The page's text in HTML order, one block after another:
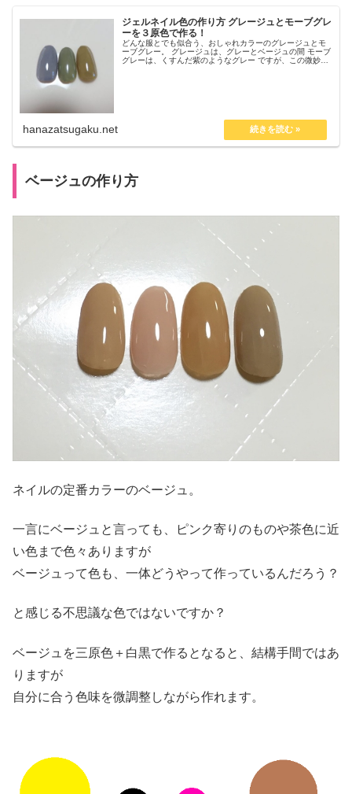
ジェルネイル色の作り方 グレージュとモーブグレ
ーを３原色で作る！
どんな服とでも似合う、おしゃれカラーのグレージュとモ
ーブグレー。 グレージュは、グレーとベージュの間 モーブ
グレーは、くすんだ紫のようなグレー ですが、この微妙な
hanazatsugaku.net
ベージュの作り方
ネイルの定番カラーのベージュ。
一言にベージュと言っても、ピンク寄りのものや茶色に近
い色まで色々ありますが
ベージュって色も、一体どうやって作っているんだろう？
と感じる不思議な色ではないですか？
ベージュを三原色＋白黒で作るとなると、結構手間ではあ
りますが
自分に合う色味を微調整しながら作れます。